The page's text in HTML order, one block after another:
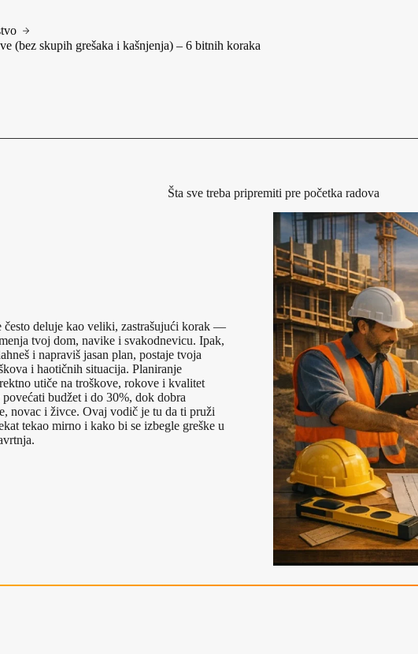
(bez skupih grešaka i kašnjenja) – 6 bitnih koraka
Šta sve treba pripremiti pre početka radova
deluje kao veliki, zastrašujući korak —
tvoj dom, navike i svakodnevicu. Ipak,
i napraviš jasan plan, postaje tvoja
i haotičnih situacija. Planiranje
utiče na troškove, rokove i kvalitet
budžet i do 30%, dok dobra
novac i živce. Ovaj vodič je tu da ti pruži
tekao mirno i kako bi se izbegle greške u